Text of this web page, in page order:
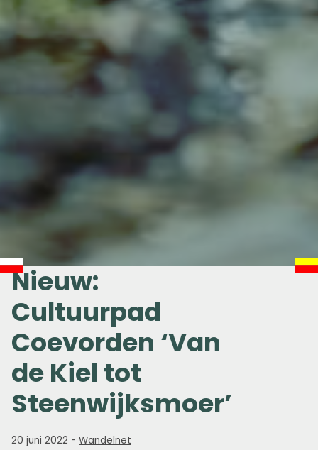
Nieuw:
Cultuurpad
Coevorden ‘Van
de Kiel tot
Steenwijksmoer’
20 juni 2022 - Wandelnet